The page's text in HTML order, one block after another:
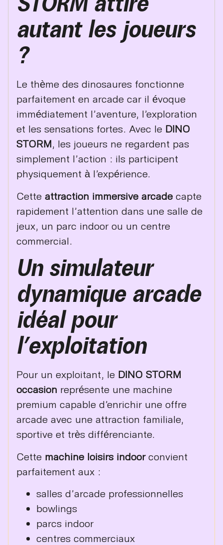
autant les joueurs
?
Le thème des dinosaures fonctionne
parfaitement en arcade car il évoque
immédiatement l’aventure, l’exploration
et les sensations fortes. Avec le DINO
STORM, les joueurs ne regardent pas
simplement l’action : ils participent
physiquement à l’expérience.
Cette attraction immersive arcade capte
rapidement l’attention dans une salle de
jeux, un parc indoor ou un centre
commercial.
Un simulateur
dynamique arcade
idéal pour
l’exploitation
Pour un exploitant, le DINO STORM
occasion représente une machine
premium capable d’enrichir une offre
arcade avec une attraction familiale,
sportive et très différenciante.
Cette machine loisirs indoorconvient
parfaitement aux :
salles d’arcade professionnelles
bowlings
parcs indoor
centres commerciaux